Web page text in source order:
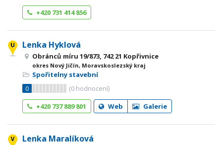
+420 731 414 856
Lenka Hyklová
Obránců míru 19/873, 742 21 Kopřivnice
okres Nový Jičín, Moravskoslezský kraj
Spořitelny stavební
0
(0 hodnocení)
+420 737 889 801
Web Galerie
Lenka Maralíková